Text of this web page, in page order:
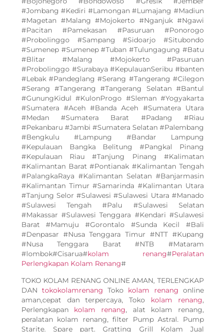
#Jombang #Kediri #Lamongan #Lumajang #Madiun
#Magetan #Malang #Mojokerto #Nganjuk #Ngawi
#Pacitan #Pamekasan #Pasuruan #Ponorogo
#Probolinggo #Sampang #Sidoarjo #Situbondo
#Sumenep #Sumenep #Tuban #Tulungagung #Batu
#Blitar #Malang #Mojokerto #Pasuruan
#Probolinggo #Surabaya #KepulauanSeribu #banten
#Lebak #Pandeglang #Serang #Tangerang #Cilegon
#Serang #Tangerang #Tangerang Selatan #Bantul
#GunungKidul #KulonProgo #Sleman #Yogyakarta
#Sumatera #Aceh #Banda Aceh #Sumatera Utara
#Medan #Sumatera Barat #Padang #Riau
#Pekanbaru #Jambi #Sumatera Selatan #Palembang
#Bengkulu #Lampung #Bandar Lampung
#Kepulauan Bangka Belitung #Pangkal Pinang
#Kepulauan Riau #Tanjung Pinang #Kalimatan
#Kalimantan Barat #Pontianak #Kalimantan Tengah
#PalangkaRaya #Kalimantan Selatan #Banjarmasin
#Kalimantan Timur #Samarinda #Kalimantan Utara
#Tanjung Selor #Sulawesi #Sulawesi Utara #Manado
#Sulawesi Tengah #Palu #Sulawesi Selatan
#Makassar #Sulawesi Tenggara #Kendari #Sulawesi
Barat #Mamuju #Gorontalo #Sunda Kecil #Bali
#Denpasar #Nusa Tenggara Timur #NTT #Kupang
#Nusa Tenggara Barat #NTB #Mataram
#lombok#Cisarua#kolam renang#Peralatan
Perlengkapan Kolam Renang#
TOKO KOLAM RENANG ONLINE AMAN, TERLENGKAP
DANtokokolamrenang Toko kolam renang online
aman,cepat dan terpercaya, Toko kolam renang,
Perlengkapan kolam renang, alat kolam renang,
peralatan kolam renang, filter Pump Astral. Pump
Starite. Spare part. Gratting Grill Kolam Jual